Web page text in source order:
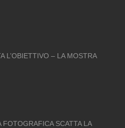
L’OBIETTIVO – LA MOSTRA
FOTOGRAFICA SCATTA LA